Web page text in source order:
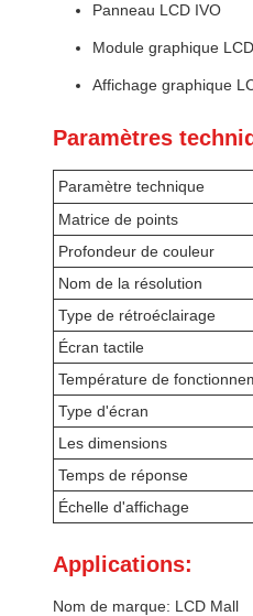
Panneau LCD IVO
Module graphique LCD
Affichage graphique
Paramètres
Paramètre technique
Matrice de points
Profondeur de couleur
Nom de la résolution
Type de rétroéclairage
Écran tactile
Température de
Type d'écran
Les dimensions
Temps de réponse
Échelle d'affichage
Applications:
Nom de marque: LCD Mall